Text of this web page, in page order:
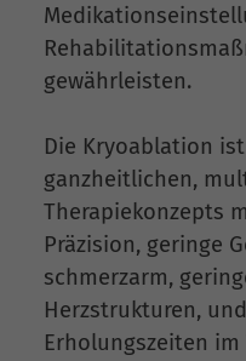
gewährleisten.
Die Kryoablation
ganzheitlichen,
Therapiekonzepts
Präzision, geringe
schmerzarm,
Herzstrukturen,
Erholungszeiten im